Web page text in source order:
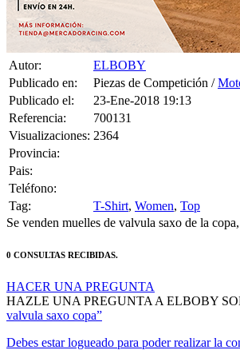
Autor:
ELBOBY
Publicado en:
Piezas de Competición /
Publicado el:
23-Ene-2018 19:13
Referencia:
700131
Visualizaciones: 2364
Provincia:
Pais:
Teléfono:
Tag:
T-Shirt, Women, Top
Se venden muelles de valvula saxo de la
0 CONSULTAS RECIBIDAS.
HACER UNA PREGUNTA
HAZLE UNA PREGUNTA A ELBOBY
valvula saxo copa”
Debes estar logueado para poder realizar la